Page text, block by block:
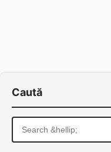
Caută
Search
for: